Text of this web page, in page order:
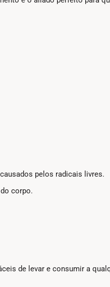
pelos radicais livres.
corpo.
de levar e consumir a